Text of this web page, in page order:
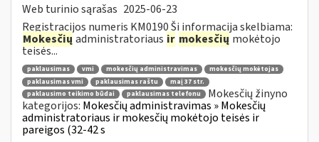
Web turinio sąrašas 2025-06-23
Registracijos numeris KM0190 Ši informacija skelbiama:
Mokesčių administratoriaus ir mokesčių mokėtojo
teisės...
paklausimas vmi mokesčių administravimas
mokesčių mokėtojas
paklausimas vmi
paklausimas raštu
maį 37 str.
paklausimo teikimo būdai
paklausimas telefonu
Mokesčių žinyno
kategorijos: Mokesčių administravimas » Mokesčių
administratoriaus ir mokesčių mokėtojo teisės ir
pareigos (32-42 s